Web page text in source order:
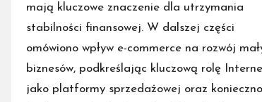
mają kluczowe znaczenie dla utrzymania
stabilności finansowej. W dalszej części
omówiono wpływ e-commerce na rozwój
biznesów, podkreślając kluczową rolę
jako platformy sprzedażowej oraz